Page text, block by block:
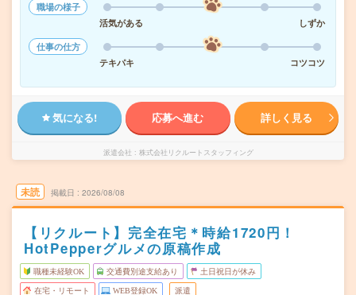
職場の様子
活気がある
しずか
仕事の仕方
テキパキ
コツコツ
気になる! 応募へ進む 詳しく見る
派遣会社 株式会社リクルートスタッフィング
未読 掲載日 2026/08/08
【リクルート】完全在宅＊時給1720円！
HotPepperグルメの原稿作成
職種未経験OK 交通費別途支給あり 土日祝日が休み
在宅・リモート WEB登録OK 派遣